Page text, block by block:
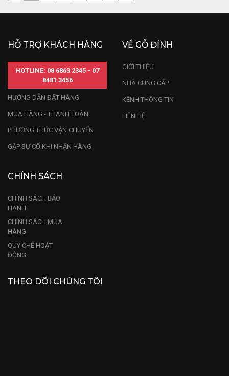
HỖ TRỢ KHÁCH HÀNG
HOTLINE: 08 6863 2345 - 07
8481 3456
HƯỚNG DẪN ĐẶT HÀNG
MUA HÀNG - THANH TOÁN
PHƯƠNG THỨC VẬN CHUYỂN
GẶP SỰ CỐ KHI NHẬN HÀNG
VỀ GỖ ĐỈNH
GIỚI THIỆU
NHÀ CUNG CẤP
KÊNH THÔNG TIN
LIÊN HỆ
CHÍNH SÁCH
CHÍNH SÁCH BẢO
HÀNH
CHÍNH SÁCH MUA
HÀNG
QUY CHẾ HOẠT
ĐỘNG
THEO DÕI CHÚNG TÔI